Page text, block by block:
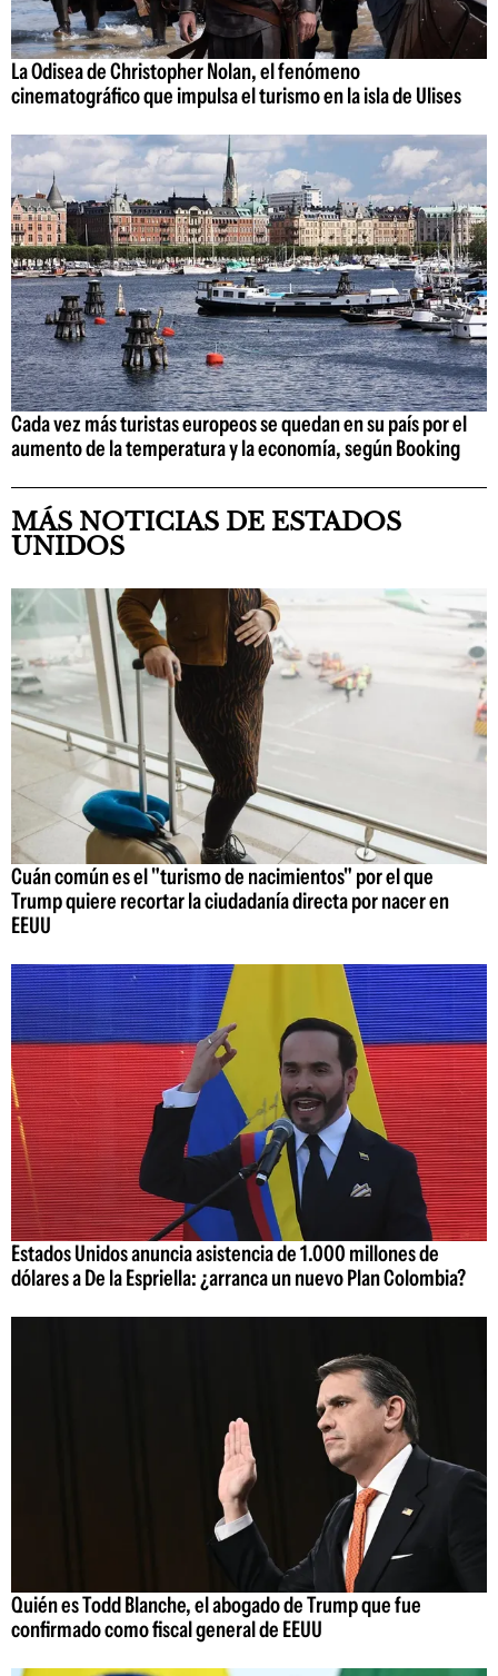
La Odisea de Christopher Nolan, el fenómeno
cinematográfico que impulsa el turismo en la isla de Ulises
Cada vez más turistas europeos se quedan en su país por el
aumento de la temperatura y la economía, según Booking
MÁS NOTICIAS DE ESTADOS
UNIDOS
Cuán común es el "turismo de nacimientos" por el que
Trump quiere recortar la ciudadanía directa por nacer en
EEUU
Estados Unidos anuncia asistencia de 1.000 millones de
dólares a De la Espriella: ¿arranca un nuevo Plan Colombia?
Quién es Todd Blanche, el abogado de Trump que fue
confirmado como fiscal general de EEUU